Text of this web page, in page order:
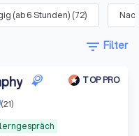
(ab 6 Stunden) (72)
filter_list Filter
TOP PRO
(21)